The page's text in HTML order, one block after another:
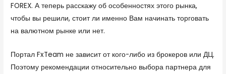
FOREX. А теперь расскажу об особенностях этого рынка,
чтобы вы решили, стоит ли именно Вам начинать торговать
на валютном рынке или нет.
Портал FxTeam не зависит от кого-либо из брокеров или ДЦ.
Поэтому рекомендации относительно выбора партнера для